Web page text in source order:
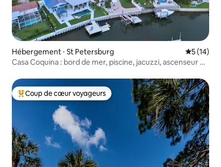
Hébergement ⋅ St Petersburg
5 (14)
Casa Coquina : bord de mer, piscine, jacuzzi, ascenseur de
Coups de cœur voyageurs les plus appréciés
Coup de cœur voyageurs